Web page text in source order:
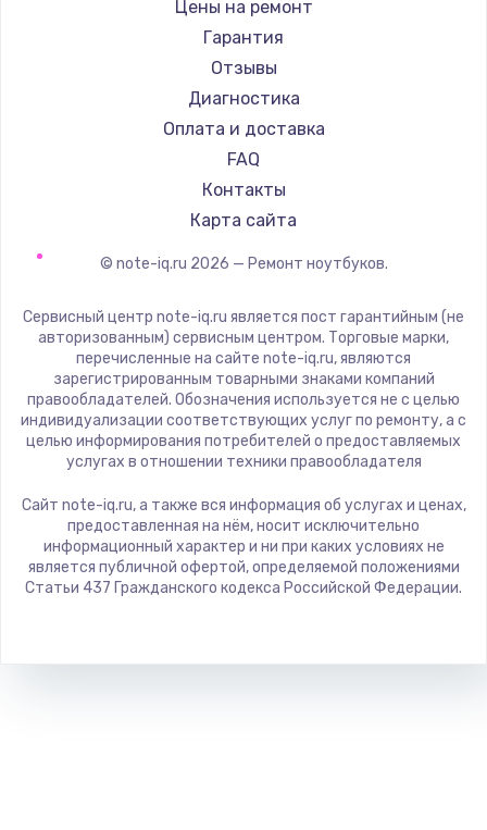
Ремонт ноутбуков Machenike
Ремонт ноутбуков DEXP
Ремонт ноутбуков Teclast
Ремонт ноутбуков CHUWI
Ремонт ноутбуков Colorful
Aorus
Maibenben
Getac
Epson
Philips
LG
Panasonic
ZTE
Hiper
Evga
Google
Echips
Predator
iru
Machenike
Цены на ремонт
Гарантия
Отзывы
Диагностика
Оплата и доставка
FAQ
Контакты
Карта сайта
© note-iq.ru 2026 — Ремонт ноутбуков.
Сервисный центр note-iq.ru является пост гарантийным (не
авторизованным) сервисным центром. Торговые марки,
перечисленные на сайте note-iq.ru, являются
зарегистрированным товарными знаками компаний
правообладателей. Обозначения используется не с целью
индивидуализации соответствующих услуг по ремонту, а с
целью информирования потребителей о предоставляемых
услугах в отношении техники правообладателя
Сайт note-iq.ru, а также вся информация об услугах и ценах,
предоставленная на нём, носит исключительно
информационный характер и ни при каких условиях не
является публичной офертой, определяемой положениями
Статьи 437 Гражданского кодекса Российской Федерации.